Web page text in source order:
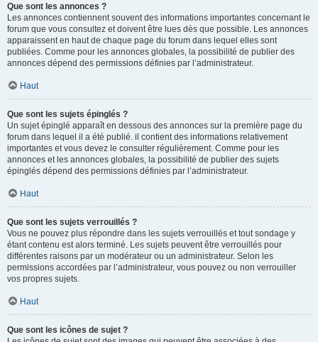
Que sont les annonces ?
Les annonces contiennent souvent des informations importantes concernant le
forum que vous consultez et doivent être lues dès que possible. Les annonces
apparaissent en haut de chaque page du forum dans lequel elles sont
publiées. Comme pour les annonces globales, la possibilité de publier des
annonces dépend des permissions définies par l’administrateur.
Haut
Que sont les sujets épinglés ?
Un sujet épinglé apparaît en dessous des annonces sur la première page du
forum dans lequel il a été publié. il contient des informations relativement
importantes et vous devez le consulter régulièrement. Comme pour les
annonces et les annonces globales, la possibilité de publier des sujets
épinglés dépend des permissions définies par l’administrateur.
Haut
Que sont les sujets verrouillés ?
Vous ne pouvez plus répondre dans les sujets verrouillés et tout sondage y
étant contenu est alors terminé. Les sujets peuvent être verrouillés pour
différentes raisons par un modérateur ou un administrateur. Selon les
permissions accordées par l’administrateur, vous pouvez ou non verrouiller
vos propres sujets.
Haut
Que sont les icônes de sujet ?